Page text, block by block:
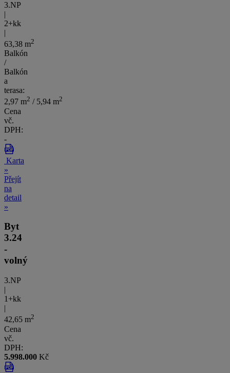
3.NP
|
2+kk
|
63,38 m2
Balkón
/
Balkón
a
terasa:
2,97 m2 / 5,94 m2
Cena
vč.
DPH:
-
Karta
»
Přejít
na
detail
»
Byt
3.24
-
volný
3.NP
|
1+kk
|
42,65 m2
Cena
vč.
DPH:
5.998.000 Kč